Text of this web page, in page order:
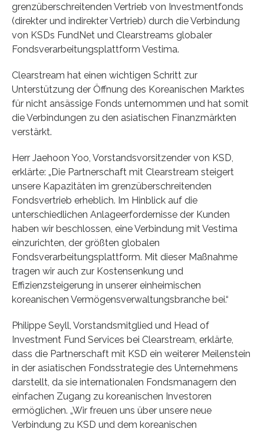
grenzüberschreitenden Vertrieb von Investmentfonds
(direkter und indirekter Vertrieb) durch die Verbindung
von KSDs FundNet und Clearstreams globaler
Fondsverarbeitungsplattform Vestima.
Clearstream hat einen wichtigen Schritt zur
Unterstützung der Öffnung des Koreanischen Marktes
für nicht ansässige Fonds unternommen und hat somit
die Verbindungen zu den asiatischen Finanzmärkten
verstärkt.
Herr Jaehoon Yoo, Vorstandsvorsitzender von KSD,
erklärte: „Die Partnerschaft mit Clearstream steigert
unsere Kapazitäten im grenzüberschreitenden
Fondsvertrieb erheblich. Im Hinblick auf die
unterschiedlichen Anlageerfordernisse der Kunden
haben wir beschlossen, eine Verbindung mit Vestima
einzurichten, der größten globalen
Fondsverarbeitungsplattform. Mit dieser Maßnahme
tragen wir auch zur Kostensenkung und
Effizienzsteigerung in unserer einheimischen
koreanischen Vermögensverwaltungsbranche bei.“
Philippe Seyll, Vorstandsmitglied und Head of
Investment Fund Services bei Clearstream, erklärte,
dass die Partnerschaft mit KSD ein weiterer Meilenstein
in der asiatischen Fondsstrategie des Unternehmens
darstellt, da sie internationalen Fondsmanagern den
einfachen Zugang zu koreanischen Investoren
ermöglichen. „Wir freuen uns über unsere neue
Verbindung zu KSD und dem koreanischen